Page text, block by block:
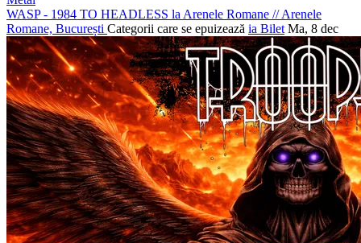
WASP - 1984 TO HEADLESS la Arenele Romane //Arenele
Romane, București Categorii care se epuizează ia Bilet Ma, 8 dec